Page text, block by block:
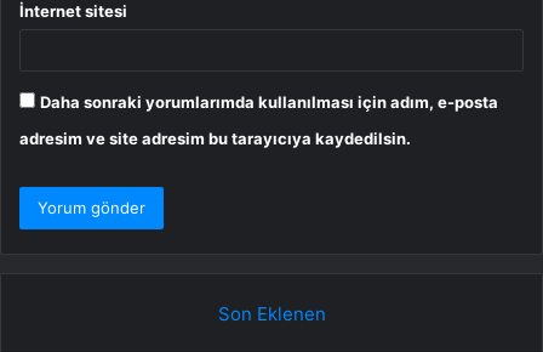
İnternet sitesi
Daha sonraki yorumlarımda kullanılması için adım, e-posta
adresim ve site adresim bu tarayıcıya kaydedilsin.
Son Eklenen